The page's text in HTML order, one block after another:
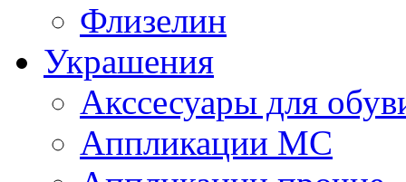
Флизелин
Украшения
Акссесуары для
Аппликации МС